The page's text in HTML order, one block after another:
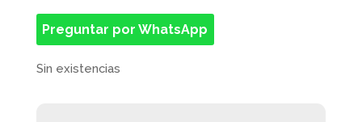
Preguntar por WhatsApp
Sin existencias